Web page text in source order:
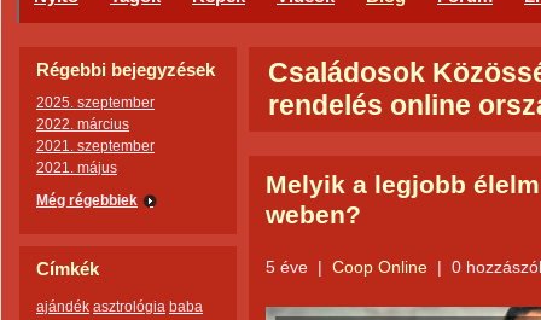
Régebbi bejegyzések
2025. szeptember
2022. március
2021. szeptember
2021. május
Még régebbiek
Címkék
ajándék asztrológia baba
Családosok
rendelés online
Melyik a legjobb
weben?
5 éve | Coop Online | 0